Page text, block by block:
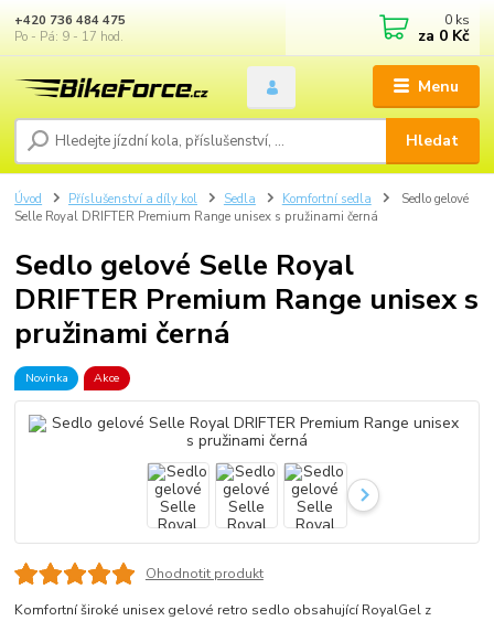
Menu
Hledat
+420 736 484 475
Po - Pá: 9 - 17 hod.
0 ks
za 0 Kč
Úvod Příslušenství a díly kol Sedla Komfortní sedla
Sedlo gelové
Selle Royal DRIFTER Premium Range unisex s pružinami černá
Sedlo gelové Selle Royal
DRIFTER Premium Range unisex s
pružinami černá
Novinka Akce
Ohodnotit produkt
Komfortní široké unisex gelové retro sedlo obsahující RoyalGel z